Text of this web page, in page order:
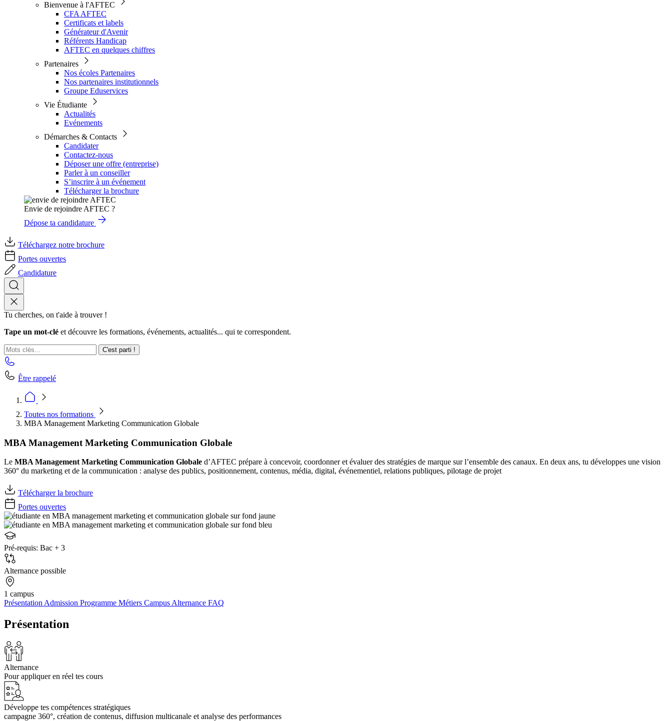
Bienvenue à l'AFTEC
CFA AFTEC
Certificats et labels
Générateur d'Avenir
Référents Handicap
AFTEC en quelques chiffres
Partenaires
Nos écoles Partenaires
Nos partenaires institutionnels
Groupe Eduservices
Vie Étudiante
Actualités
Evénements
Démarches & Contacts
Candidater
Contactez-nous
Déposer une offre (entreprise)
Parler à un conseiller
S’inscrire à un événement
Télécharger la brochure
Envie de rejoindre AFTEC ?
Dépose ta candidature
Téléchargez notre brochure
Portes ouvertes
Candidature
Tu cherches, on t'aide à trouver !
Tape un mot-clé et découvre les formations, événements, actualités... qui te correspondent.
C'est parti !
Être rappelé
Toutes nos formations
MBA Management Marketing Communication Globale
MBA Management Marketing Communication Globale
Le MBA Management Marketing Communication Globale d’AFTEC prépare à concevoir, coordonner et évaluer des stratégies de marque sur l’ensemble des canaux. En deux ans, tu développes une vision
360° du marketing et de la communication : analyse des publics, positionnement, contenus, média, digital, événementiel, relations publiques, pilotage de projet
Télécharger la brochure
Portes ouvertes
Pré-requis: Bac + 3
Alternance possible
1 campus
PrésentationAdmission Programme Métiers CampusAlternance FAQ
Présentation
Alternance
Pour appliquer en réel tes cours
Développe tes compétences stratégiques
campagne 360°, création de contenus, diffusion multicanale et analyse des performances